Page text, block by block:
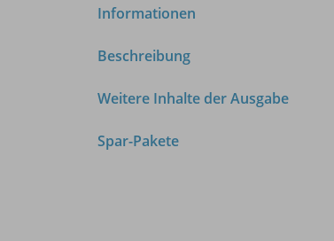
Informationen
Beschreibung
Weitere Inhalte der Ausgabe
Spar-Pakete